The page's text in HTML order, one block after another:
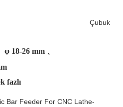
φ 18-26 mm 、
fazlı